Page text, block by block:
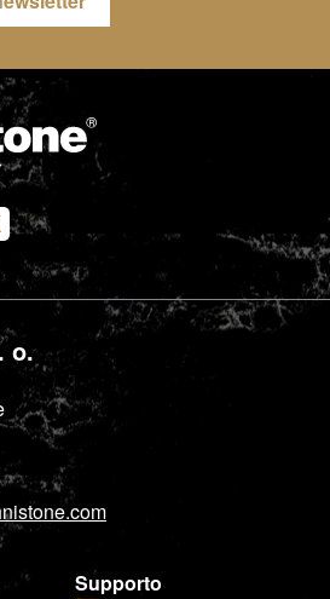
o.
Supporto